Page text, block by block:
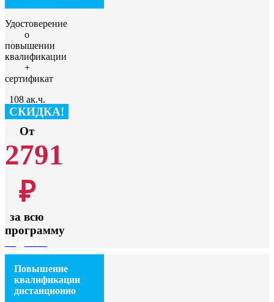
Удостоверение
о
повышении
квалификации
+
сертификат
108 ак.ч.
СКИДКА!
От
2791
₽
за всю
программу
Повышение
квалификации
дистанционно